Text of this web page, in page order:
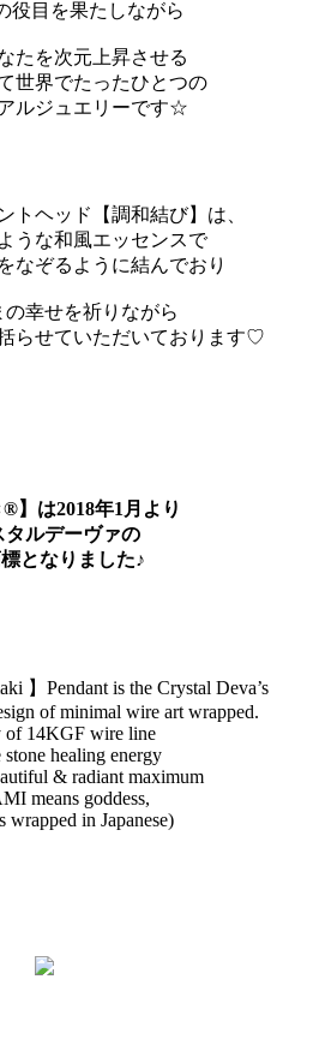
役目を果たしながら
たを次元上昇させる
世界でたったひとつの
ルジュエリーです☆
トヘッド【調和結び】は、
うな和風エッセンスで
なぞるように結んでおり
幸せを祈りながら
らせていただいております♡
®】は2018年1月より
タルデーヴァの
となりました♪
】Pendant is the Crystal Deva’s
of minimal wire art wrapped.
of 14KGF wire line
stone healing energy
& radiant maximum
means goddess,
wrapped in Japanese)